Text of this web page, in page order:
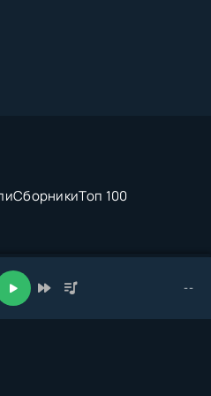
СборникиТоп 100
защищены. Администрация:
--